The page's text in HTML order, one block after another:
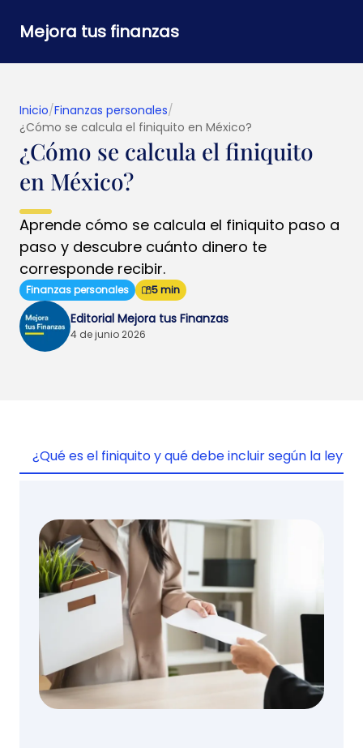
Mejora tus finanzas
Inicio/Finanzas personales/
¿Cómo se calcula el finiquito en México?
¿Cómo se calcula el finiquito
en México?
Aprende cómo se calcula el finiquito paso a
paso y descubre cuánto dinero te
corresponde recibir.
Finanzas personales 5 min
Editorial Mejora tus Finanzas
4 de junio 2026
¿Qué es el finiquito y qué debe incluir según la ley?